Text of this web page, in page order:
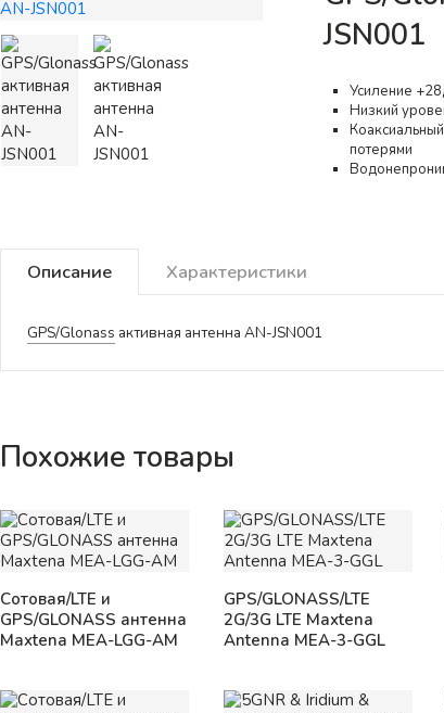
JSN001
Усиление
Низкий
потерями
Описание Характеристики
GPS/Glonass активная антенна AN-JSN001
Похожие товары
Сотовая/LTE и
GPS/GLONASS антенна
Maxtena MEA-LGG-AM
GPS/GLONASS/LTE
2G/3G LTE Maxtena
Antenna MEA-3-GGL